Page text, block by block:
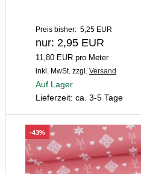
Preis bisher: 5,25 EUR
nur: 2,95 EUR
11,80 EUR pro Meter
inkl. MwSt. zzgl. Versand
Auf Lager
Lieferzeit: ca. 3-5 Tage
-43%